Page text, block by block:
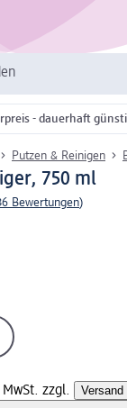
- dauerhaft
Putzen & Reinigen
750 ml
Bewertungen)
zzgl. Versand